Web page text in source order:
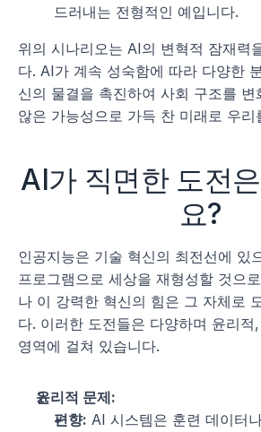
드러내는 전형적인 예입니다.
위의 시나리오는 AI의 변혁적 잠재력
다. AI가 계속 성숙함에 따라 다양한
신의 물결을 촉진하여 사회 구조를 변
않은 가능성으로 가득 찬 미래로 우리
AI가 직면한 도전
요?
인공지능은 기술 혁신의 최전선에 있
프로그램으로 세상을 재형성할 것으
나 이 강력한 혁신의 힘은 그 자체로
다. 이러한 도전들은 다양하며 윤리적
영역에 걸쳐 있습니다.
윤리적 문제:
편향: AI 시스템은 훈련 데이터